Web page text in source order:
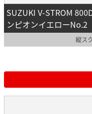
SUZUKI V-STROM
ンピオンイエローNo.2
縦ス